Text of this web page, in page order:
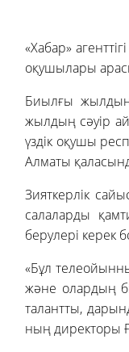
«Хабар»
оқушылары
Биылғы жылдың
жылдың сәуір
үздік оқушы
Алматы
Зияткерлік
салаларды
берулері керек
«Бұл
және олардың
талантты,
ның директоры